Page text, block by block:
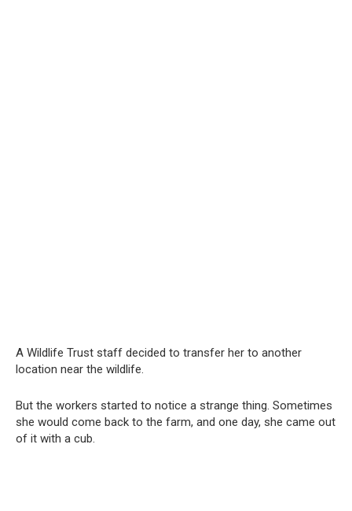
A Wildlife Trust staff decided to transfer her to another
location near the wildlife.
But the workers started to notice a strange thing. Sometimes
she would come back to the farm, and one day, she came out
of it with a cub.